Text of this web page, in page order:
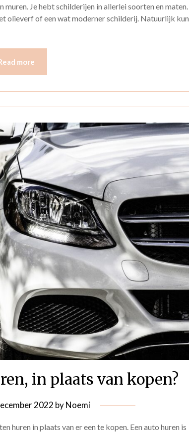
muren. Je hebt schilderijen in allerlei soorten en maten.
olieverf of een wat moderner schilderij. Natuurlijk kun
more
in plaats van kopen?
2022 byNoemi
huren in plaats van er een te kopen. Een auto huren is